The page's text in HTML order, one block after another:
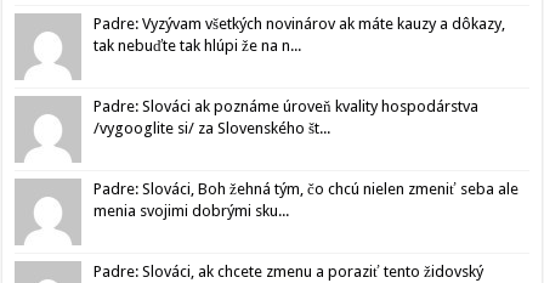
Padre: Vyzývam všetkých novinárov ak máte kauzy a dôkazy,
tak nebuďte tak hlúpi že na n...
Padre: Slováci ak poznáme úroveň kvality hospodárstva
/vygooglite si/ za Slovenského št...
Padre: Slováci, Boh žehná tým, čo chcú nielen zmeniť seba ale
menia svojimi dobrými sku...
Padre: Slováci, ak chcete zmenu a poraziť tento židovský